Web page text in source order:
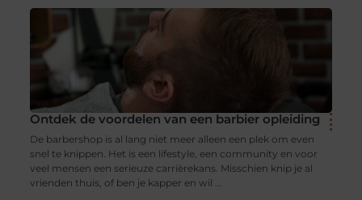
Ontdek de voordelen van een barbier opleiding
De barbershop is al lang niet meer alleen een plek om even
snel te knippen. Het is een lifestyle, een community en voor
veel mensen een serieuze carrièrekans. Misschien knip je al
vrienden thuis, of ben je kapper en wil ...